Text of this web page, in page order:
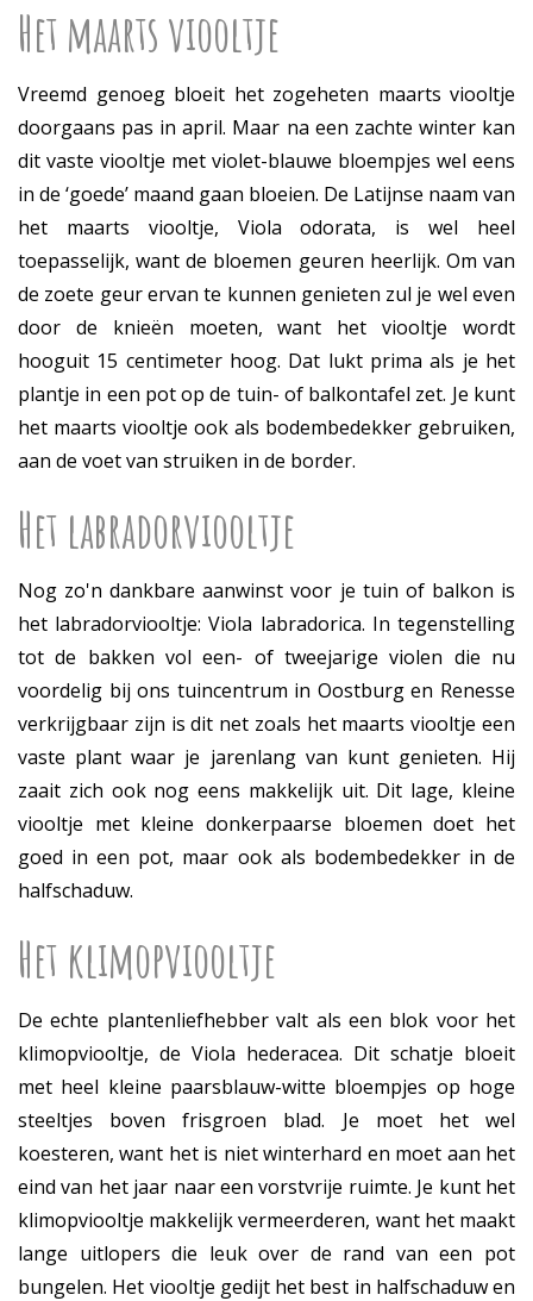
Het maarts viooltje
Vreemd genoeg bloeit het zogeheten maarts viooltje
doorgaans pas in april. Maar na een zachte winter kan
dit vaste viooltje met violet-blauwe bloempjes wel eens
in de ‘goede’ maand gaan bloeien. De Latijnse naam van
het maarts viooltje, Viola odorata, is wel heel
toepasselijk, want de bloemen geuren heerlijk. Om van
de zoete geur ervan te kunnen genieten zul je wel even
door de knieën moeten, want het viooltje wordt
hooguit 15 centimeter hoog. Dat lukt prima als je het
plantje in een pot op de tuin- of balkontafel zet. Je kunt
het maarts viooltje ook als bodembedekker gebruiken,
aan de voet van struiken in de border.
Het labradorviooltje
Nog zo'n dankbare aanwinst voor je tuin of balkon is
het labradorviooltje: Viola labradorica. In tegenstelling
tot de bakken vol een- of tweejarige violen die nu
voordelig bij ons tuincentrum in Oostburg en Renesse
verkrijgbaar zijn is dit net zoals het maarts viooltje een
vaste plant waar je jarenlang van kunt genieten. Hij
zaait zich ook nog eens makkelijk uit. Dit lage, kleine
viooltje met kleine donkerpaarse bloemen doet het
goed in een pot, maar ook als bodembedekker in de
halfschaduw.
Het klimopviooltje
De echte plantenliefhebber valt als een blok voor het
klimopviooltje, de Viola hederacea. Dit schatje bloeit
met heel kleine paarsblauw-witte bloempjes op hoge
steeltjes boven frisgroen blad. Je moet het wel
koesteren, want het is niet winterhard en moet aan het
eind van het jaar naar een vorstvrije ruimte. Je kunt het
klimopviooltje makkelijk vermeerderen, want het maakt
lange uitlopers die leuk over de rand van een pot
bungelen. Het viooltje gedijt het best in halfschaduw en